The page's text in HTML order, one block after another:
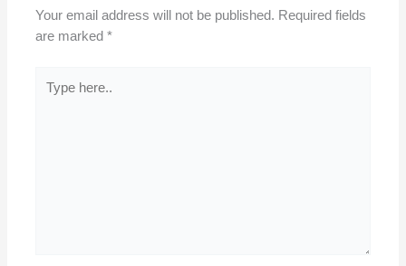
Your email address will not be published. Required fields
are marked*
here..